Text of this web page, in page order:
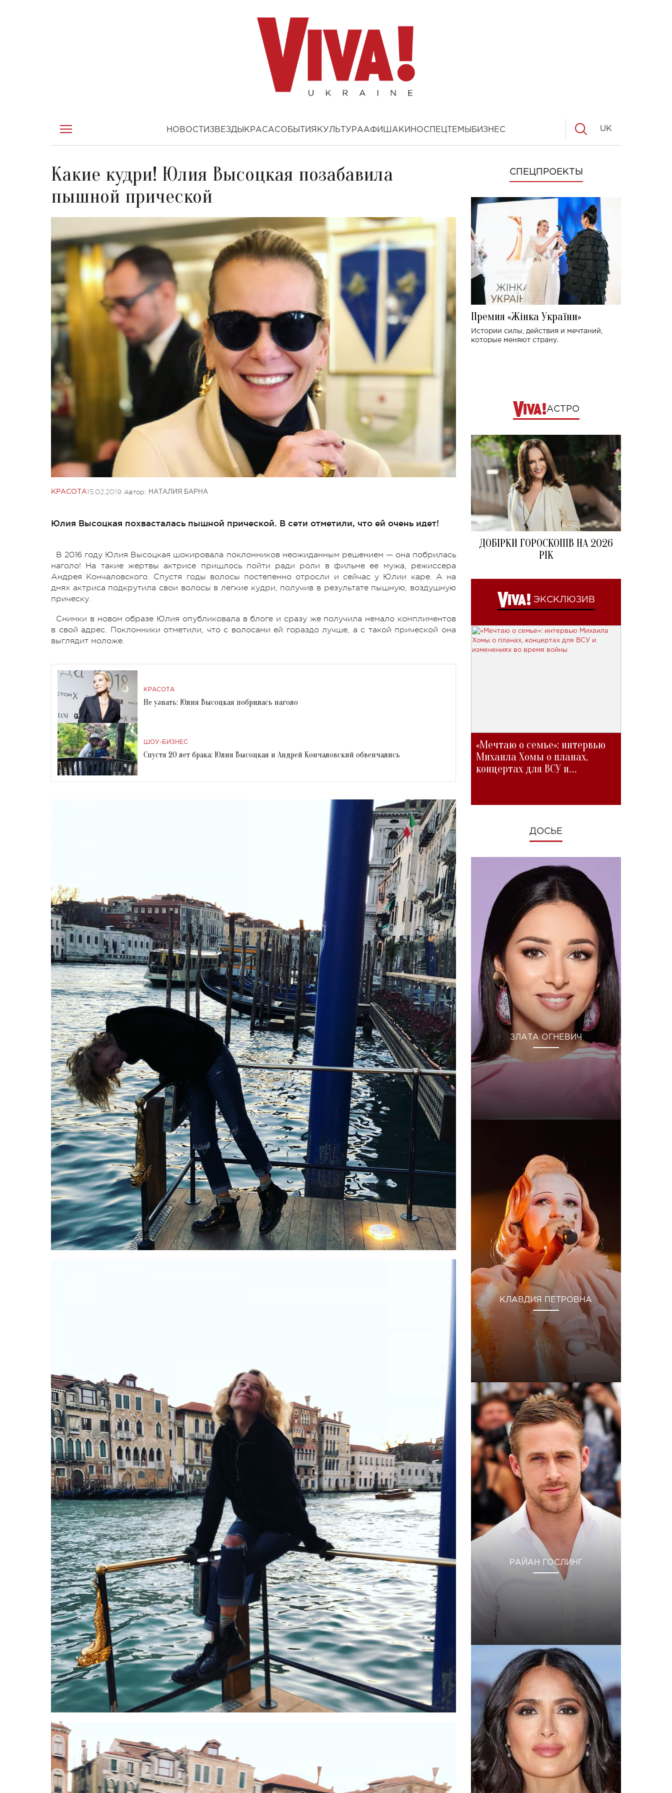
НОВОСТИ ЗВЕЗДЫ КРАСАСОБЫТИЯ КУЛЬТУРААФИША КИНОСПЕЦТЕМЫ БИЗНЕС UK
Какие кудри! Юлия Высоцкая позабавила
пышной прической
КРАСОТА15.02.2019 Автор: НАТАЛИЯ БАРНА
Юлия Высоцкая похвасталась пышной прической. В сети отметили, что ей очень идет!
В 2016 году Юлия Высоцкая шокировала поклонников неожиданным решением — она побрилась
наголо! На такие жертвы актрисе пришлось пойти ради роли в фильме ее мужа, режиссера
Андрея Кончаловского. Спустя годы волосы постепенно отросли и сейчас у Юлии каре. А на
днях актриса подкрутила свои волосы в легкие кудри, получив в результате пышную, воздушную
прическу.
Снимки в новом образе Юлия опубликовала в блоге и сразу же получила немало комплиментов
в свой адрес. Поклонники отметили, что с волосами ей гораздо лучше, а с такой прической она
выглядит моложе.
КРАСОТА
Не узнать: Юлия Высоцкая побрилась наголо
ШОУ-БИЗНЕС
Спустя 20 лет брака: Юлия Высоцкая и Андрей Кончаловский обвенчались
СПЕЦПРОЕКТЫ
Премия «Жінка України»
Истории силы, действия и мечтаний,
которые меняют страну.
АСТРО
ДОБІРКИ ГОРОСКОПІВ НА 2026
РІК
ЭКСКЛЮЗИВ
«Мечтаю о семье»: интервью
Михаила Хомы о планах,
концертах для ВСУ и
ДОСЬЕ
ЗЛАТА ОГНЕВИЧ
КЛАВДИЯ ПЕТРОВНА
РАЙАН ГОСЛИНГ